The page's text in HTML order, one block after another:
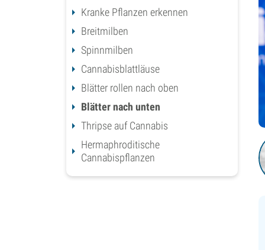
Kranke Pflanzen erkennen
Breitmilben
Spinnmilben
Cannabisblattläuse
Blätter rollen nach oben
Blätter nach unten
Thripse auf Cannabis
Hermaphroditische
Cannabispflanzen